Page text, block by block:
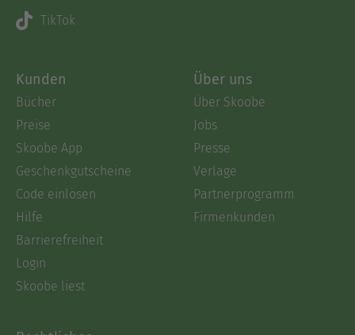
TikTok
Kunden
Bücher
Preise
Skoobe App
Geschenkgutscheine
Code einlösen
Hilfe
Barrierefreiheit
Login
Skoobe liest
Über uns
Über Skoobe
Jobs
Presse
Verlage
Partnerprogramm
Firmenkunden